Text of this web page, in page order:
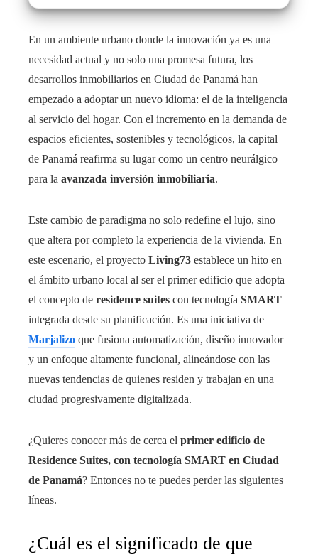
En un ambiente urbano donde la innovación ya es una
necesidad actual y no solo una promesa futura, los
desarrollos inmobiliarios en Ciudad de Panamá han
empezado a adoptar un nuevo idioma: el de la inteligencia
al servicio del hogar. Con el incremento en la demanda de
espacios eficientes, sostenibles y tecnológicos, la capital
de Panamá reafirma su lugar como un centro neurálgico
para la avanzada inversión inmobiliaria.
Este cambio de paradigma no solo redefine el lujo, sino
que altera por completo la experiencia de la vivienda. En
este escenario, el proyecto Living73 establece un hito en
el ámbito urbano local al ser el primer edificio que adopta
el concepto de residence suites con tecnología SMART
integrada desde su planificación. Es una iniciativa de
Marjalizo que fusiona automatización, diseño innovador
y un enfoque altamente funcional, alineándose con las
nuevas tendencias de quienes residen y trabajan en una
ciudad progresivamente digitalizada.
¿Quieres conocer más de cerca el primer edificio de
Residence Suites, con tecnología SMART en Ciudad
de Panamá? Entonces no te puedes perder las siguientes
líneas.
¿Cuál es el significado de que